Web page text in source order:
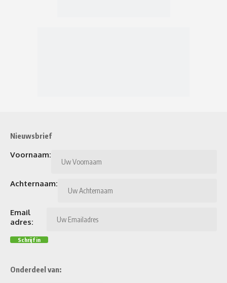
Nieuwsbrief
Voornaam:
Achternaam:
Email
adres:
Onderdeel van: